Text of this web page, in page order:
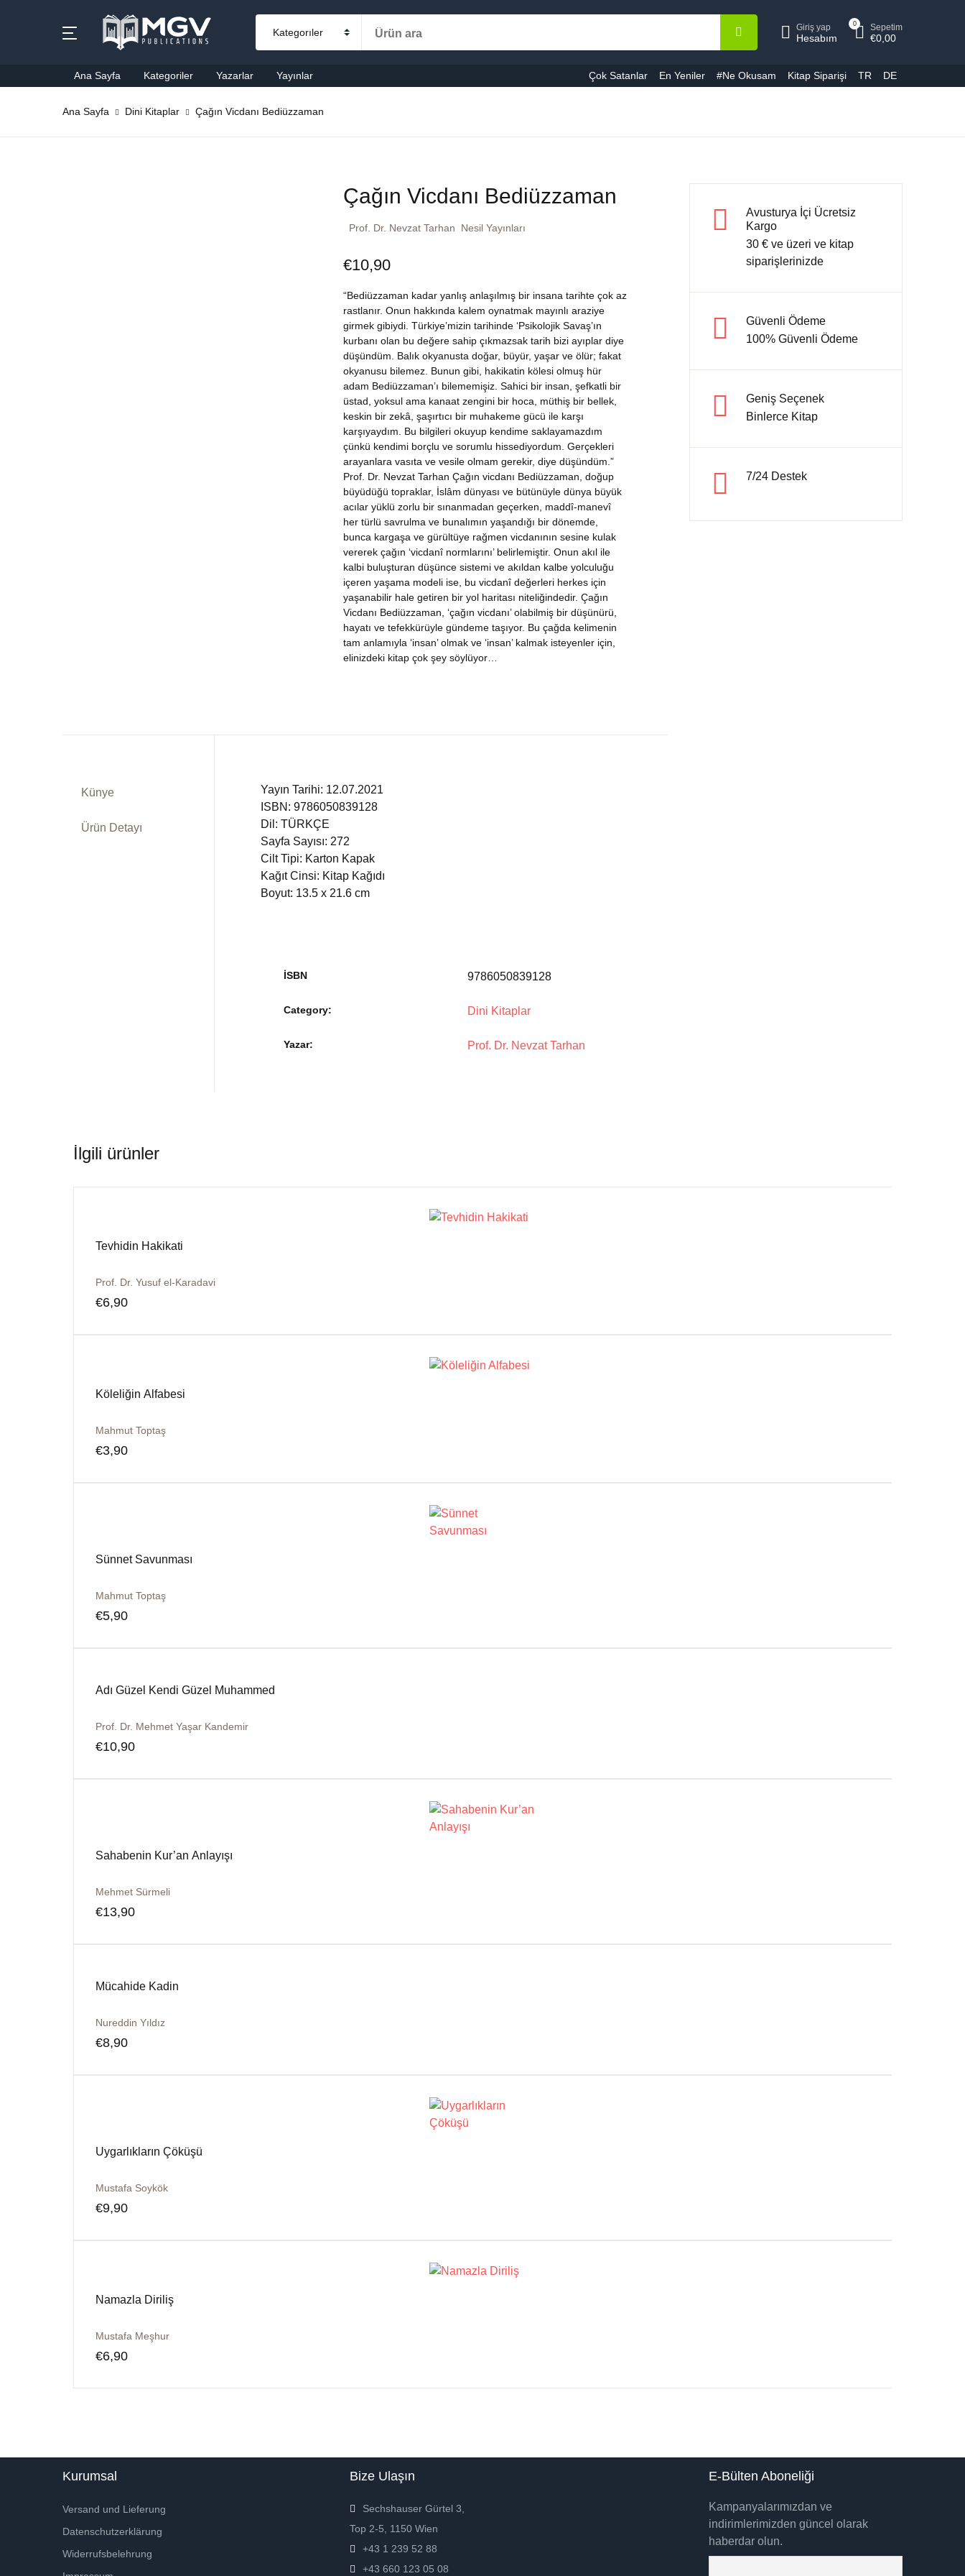
Giriş yap
Hesabım
0 Sepetim
€0,00
Ana Sayfa Kategoriler Yazarlar Yayınlar Çok Satanlar En Yeniler #Ne Okusam Kitap Siparişi TR DE
Ana Sayfa
Aile-Eğitim
Başvuru – Kaynak
Bestseller
Çocuk Kitapları
Dini Kitaplar
Dünya Klasikleri
Felsefe
Fransızca
Ingilizce
Kişisel Gelişim
Psikoloji
Kapat
Giriş yap
Kapat
Ana Sayfa Dini Kitaplar Çağın Vicdanı Bediüzzaman
Çağın Vicdanı Bediüzzaman
Prof. Dr. Nevzat Tarhan Nesil Yayınları
€10,90
“Bediüzzaman kadar yanlış anlaşılmış bir insana tarihte çok az
rastlanır. Onun hakkında kalem oynatmak mayınlı araziye
girmek gibiydi. Türkiye’mizin tarihinde ‘Psikolojik Savaş’ın
kurbanı olan bu değere sahip çıkmazsak tarih bizi ayıplar diye
düşündüm. Balık okyanusta doğar, büyür, yaşar ve ölür; fakat
okyanusu bilemez. Bunun gibi, hakikatin kölesi olmuş hür
adam Bediüzzaman’ı bilememişiz. Sahici bir insan, şefkatli bir
üstad, yoksul ama kanaat zengini bir hoca, müthiş bir bellek,
keskin bir zekâ, şaşırtıcı bir muhakeme gücü ile karşı
karşıyaydım. Bu bilgileri okuyup kendime saklayamazdım
çünkü kendimi borçlu ve sorumlu hissediyordum. Gerçekleri
arayanlara vasıta ve vesile olmam gerekir, diye düşündüm.”
Prof. Dr. Nevzat Tarhan Çağın vicdanı Bediüzzaman, doğup
büyüdüğü topraklar, İslâm dünyası ve bütünüyle dünya büyük
acılar yüklü zorlu bir sınanmadan geçerken, maddî-manevî
her türlü savrulma ve bunalımın yaşandığı bir dönemde,
bunca kargaşa ve gürültüye rağmen vicdanının sesine kulak
vererek çağın ‘vicdanî normlarını’ belirlemiştir. Onun akıl ile
kalbi buluşturan düşünce sistemi ve akıldan kalbe yolculuğu
içeren yaşama modeli ise, bu vicdanî değerleri herkes için
yaşanabilir hale getiren bir yol haritası niteliğindedir. Çağın
Vicdanı Bediüzzaman, ‘çağın vicdanı’ olabilmiş bir düşünürü,
hayatı ve tefekkürüyle gündeme taşıyor. Bu çağda kelimenin
tam anlamıyla ‘insan’ olmak ve ‘insan’ kalmak isteyenler için,
elinizdeki kitap çok şey söylüyor…
Künye
Ürün Detayı
Yayın Tarihi: 12.07.2021
ISBN: 9786050839128
Dil: TÜRKÇE
Sayfa Sayısı: 272
Cilt Tipi: Karton Kapak
Kağıt Cinsi: Kitap Kağıdı
Boyut: 13.5 x 21.6 cm
İSBN 9786050839128
Category: Dini Kitaplar
Yazar Prof. Dr. Nevzat Tarhan
Avusturya İçi Ücretsiz
Kargo
30 € ve üzeri ve kitap
siparişlerinizde
Güvenli Ödeme
100% Güvenli Ödeme
Geniş Seçenek
Binlerce Kitap
7/24 Destek
İlgili ürünler
Tevhidin Hakikati
Prof. Dr. Yusuf el-Karadavi
€6,90
Köleliğin Alfabesi
Mahmut Toptaş
€3,90
Sünnet Savunması
Mahmut Toptaş
€5,90
Adı Güzel Kendi Güzel Muhammed
Prof. Dr. Mehmet Yaşar Kandemir
€10,90
Sahabenin Kur’an Anlayışı
Mehmet Sürmeli
€13,90
Mücahide Kadin
Nureddin Yıldız
€8,90
Uygarlıkların Çöküşü
Mustafa Soykök
€9,90
Namazla Diriliş
Mustafa Meşhur
€6,90
Kurumsal
Versand und Lieferung
Datenschutzerklärung
Widerrufsbelehrung
Bize Ulaşın
Sechshauser Gürtel 3,
Top 2-5, 1150 Wien
+43 1 239 52 88
+43 660 123 05 08
E-Bülten Aboneliği
Kampanyalarımızdan ve
indirimlerimizden güncel olarak
haberdar olun.